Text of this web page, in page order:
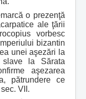
o prezenţă
ale ţării
vorbesc
bizantin
unei aşezări la
la Sărata
aşezarea
pătrundere ce
VII.